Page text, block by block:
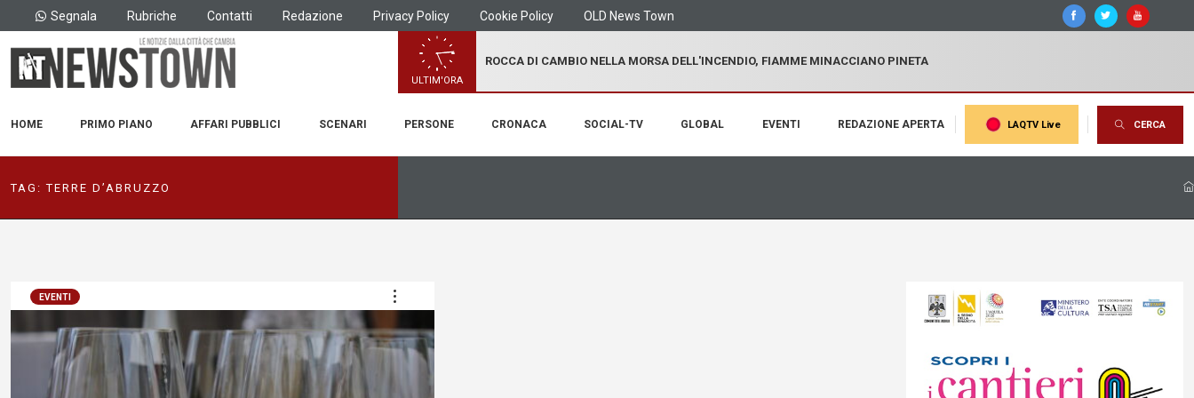
Segnala Rubriche Contatti Redazione Privacy Policy Cookie Policy OLD News Town
ULTIM'ORA
ROCCA DI CAMBIO NELLA MORSA DELL'INCENDIO, FIAMME MINACCIANO PINETA
HOME PRIMO PIANO AFFARI PUBBLICI SCENARI PERSONE CRONACA SOCIAL-TV GLOBAL EVENTI REDAZIONE APERTA LAQTV Live CERCA
TAG:TERRE D’ABRUZZO
EVENTI